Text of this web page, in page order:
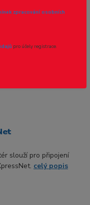
slouží pro připojení
celý popis
zpracování osobních
pro účely registrace.